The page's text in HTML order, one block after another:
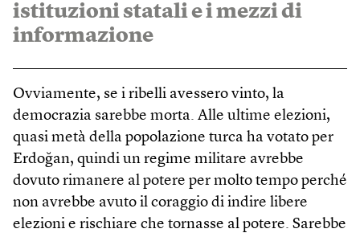
istituzioni statali e i mezzi di
informazione
Ovviamente, se i ribelli avessero vinto, la
democrazia sarebbe morta. Alle ultime elezioni,
quasi metà della popolazione turca ha votato per
Erdoğan, quindi un regime militare avrebbe
dovuto rimanere al potere per molto tempo perché
non avrebbe avuto il coraggio di indire libere
elezioni e rischiare che tornasse al potere. Sarebbe